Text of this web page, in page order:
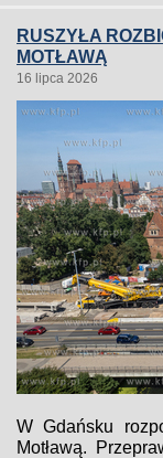
RUSZYŁA
MOTŁAWĄ
16 lipca 2026
W Gdańsku
Motławą.